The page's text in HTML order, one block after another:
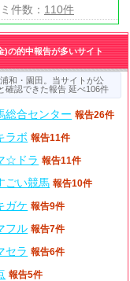
件数： 110件
)の的中報告が多いサイト
和・園田。当サイトが公
確認できた報告 延べ106件
総合センター 報告26件
ラボ 報告11件
☆ドラ 報告11件
ごい競馬 報告10件
ガケ 報告9件
フル 報告7件
セラ 報告6件
報告5件